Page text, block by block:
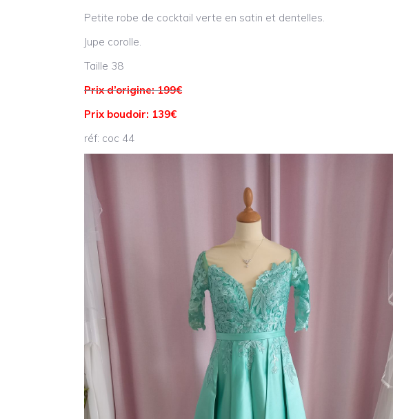
Petite robe de cocktail verte en satin et dentelles.
Jupe corolle.
Taille 38
Prix d’origine: 199€
Prix boudoir: 139€
réf: coc 44